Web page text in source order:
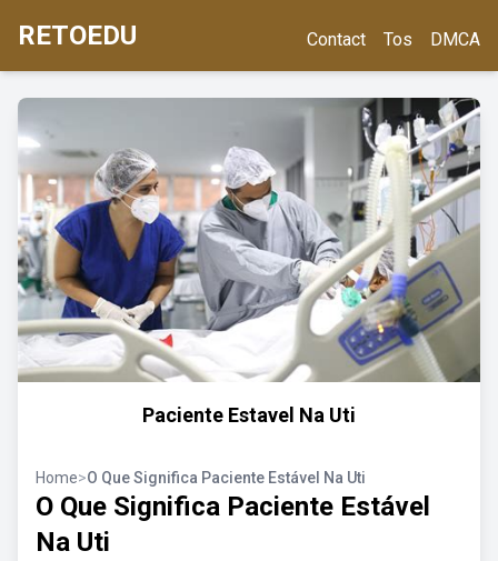
RETOEDU Contact Tos DMCA
Paciente Estavel Na Uti
Home>O Que Significa Paciente Estável Na Uti
O Que Significa Paciente Estável
Na Uti